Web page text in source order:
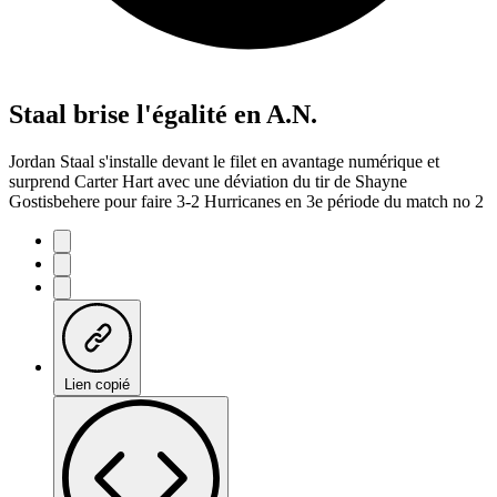
Staal brise l'égalité en A.N.
Jordan Staal s'installe devant le filet en avantage numérique et
surprend Carter Hart avec une déviation du tir de Shayne
Gostisbehere pour faire 3-2 Hurricanes en 3e période du match no 2
Lien copié